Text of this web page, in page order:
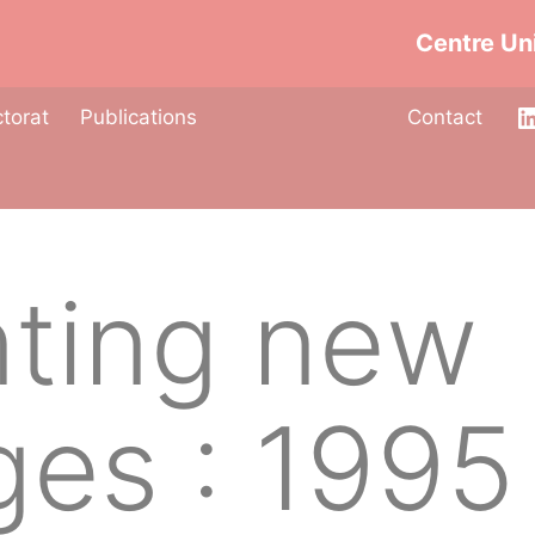
Centre
Publications Contact
new
: